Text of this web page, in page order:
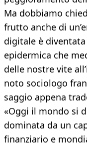
Ma dobbiamo
frutto anche di
digitale è
epidermica che
delle nostre vite
noto sociologo
saggio appena
«Oggi il mondo si
dominata da un
finanziario e